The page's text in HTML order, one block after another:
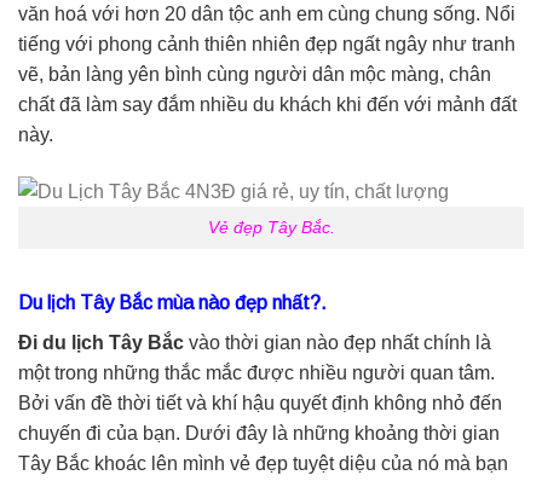
văn hoá với hơn 20 dân tộc anh em cùng chung sống. Nổi
tiếng với phong cảnh thiên nhiên đẹp ngất ngây như tranh
vẽ, bản làng yên bình cùng người dân mộc màng, chân
chất đã làm say đắm nhiều du khách khi đến với mảnh đất
này.
Vẻ đẹp Tây Bắc.
Du lịch Tây Bắc mùa nào đẹp nhất?.
Đi du lịch Tây Bắc vào thời gian nào đẹp nhất chính là
một trong những thắc mắc được nhiều người quan tâm.
Bởi vấn đề thời tiết và khí hậu quyết định không nhỏ đến
chuyến đi của bạn. Dưới đây là những khoảng thời gian
Tây Bắc khoác lên mình vẻ đẹp tuyệt diệu của nó mà bạn